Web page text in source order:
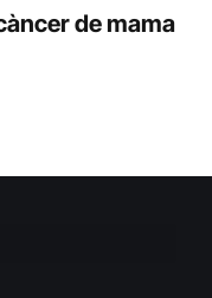
de mama